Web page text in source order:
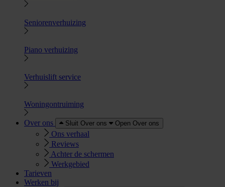
Seniorenverhuizing
Piano verhuizing
Verhuislift service
Woningontruiming
Over ons Sluit Over ons Open Over ons
Ons verhaal
Reviews
Achter de schermen
Werkgebied
Tarieven
Werken bij